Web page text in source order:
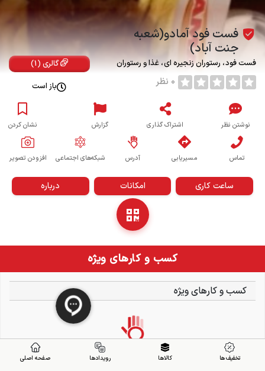
فست فود آمادو(شعبه
جنت آباد)
فست فود رستوران زنجیره ای غذا و رستوران گالری (1)
0 نظر باز است
نوشتن نظر اشتراک گذاری گزارش نشان کردن
تماس مسیریابی آدرس شبکه‌های اجتماعی افزودن تصویر
ساعت کاری امکانات درباره
کسب و کارهای ویژه
کسب و کارهای ویژه
تخفیف ها کالاها رویدادها صفحه اصلی